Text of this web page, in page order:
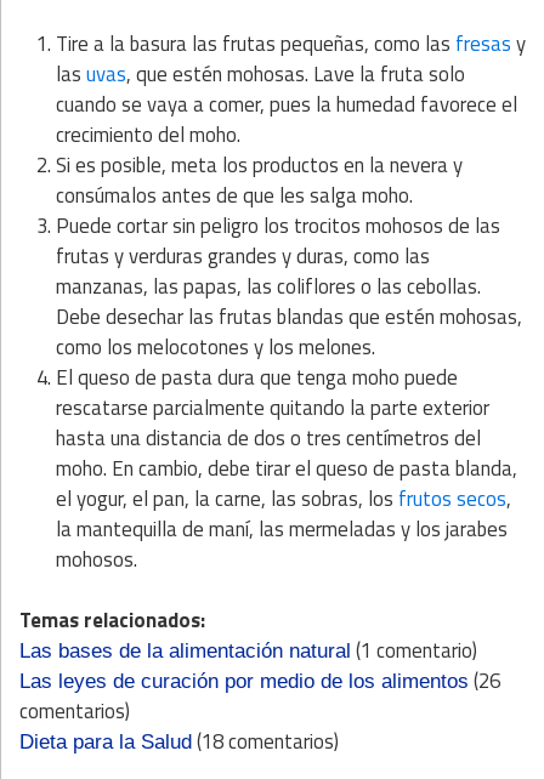
Tire a la basura las frutas pequeñas, como las fresasy
lasuvas, que estén mohosas. Lave la fruta solo
cuando se vaya a comer, pues la humedad favorece el
crecimiento del moho.
Si es posible, meta los productos en la nevera y
consúmalos antes de que les salga moho.
Puede cortar sin peligro los trocitos mohosos de las
frutas y verduras grandes y duras, como las
manzanas, las papas, las coliflores o las cebollas.
Debe desechar las frutas blandas que estén mohosas,
como los melocotones y los melones.
El queso de pasta dura que tenga moho puede
rescatarse parcialmente quitando la parte exterior
hasta una distancia de dos o tres centímetros del
moho. En cambio, debe tirar el queso de pasta blanda,
el yogur, el pan, la carne, las sobras, los frutos secos,
la mantequilla de maní, las mermeladas y los jarabes
mohosos.
Temas relacionados:
Las bases de la alimentación natural (1 comentario)
Las leyes de curación por medio de los alimentos (26
comentarios)
Dieta para la Salud (18 comentarios)